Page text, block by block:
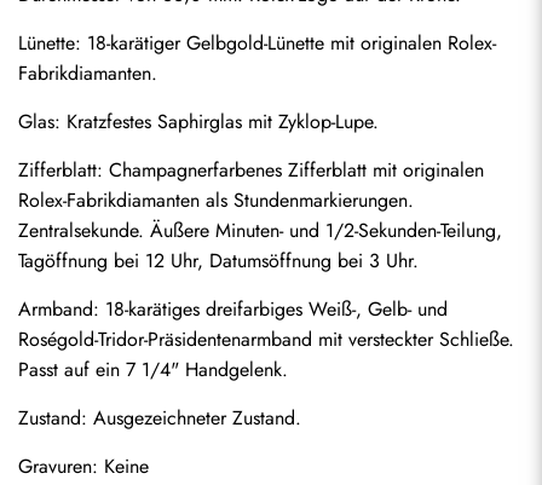
Lünette: 18-karätiger Gelbgold-Lünette mit originalen Rolex-
Fabrikdiamanten.
Glas: Kratzfestes Saphirglas mit Zyklop-Lupe.
Zifferblatt: Champagnerfarbenes Zifferblatt mit originalen
Rolex-Fabrikdiamanten als Stundenmarkierungen.
Zentralsekunde. Äußere Minuten- und 1/2-Sekunden-Teilung,
Tagöffnung bei 12 Uhr, Datumsöffnung bei 3 Uhr.
Armband: 18-karätiges dreifarbiges Weiß-, Gelb- und
Roségold-Tridor-Präsidentenarmband mit versteckter Schließe.
Passt auf ein 7 1/4" Handgelenk.
Zustand: Ausgezeichneter Zustand.
Gravuren: Keine